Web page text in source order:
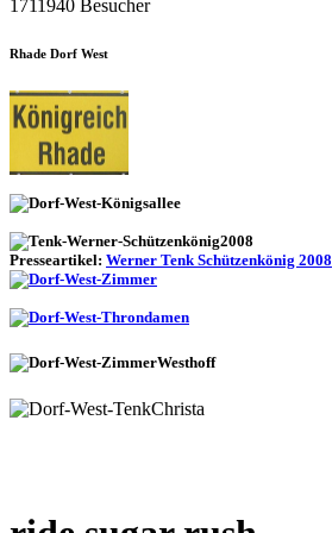
1711940 Besucher
Rhade Dorf West
Presseartikel: Werner Tenk Schützenkönig 2008